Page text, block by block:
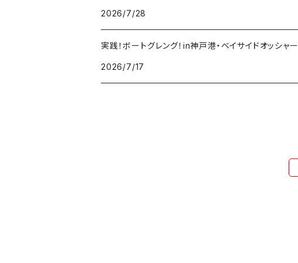
ジャックナカムラ
2026/7/28
実践！ボートグレング！in神戸港・ベイサイドオッシャー
2026/7/17